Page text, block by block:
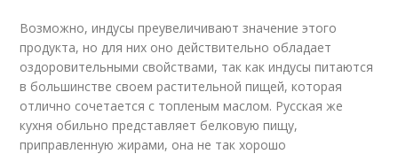
Возможно, индусы преувеличивают значение этого
продукта, но для них оно действительно обладает
оздоровительными свойствами, так как индусы питаются
в большинстве своем растительной пищей, которая
отлично сочетается с топленым маслом. Русская же
кухня обильно представляет белковую пищу,
приправленную жирами, она не так хорошо